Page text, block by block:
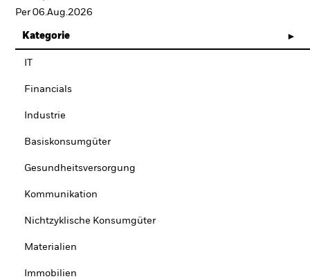
Per 06.Aug.2026
Kategorie
Financials
Industrie
Basiskonsumgüter
Gesundheitsversorgung
Kommunikation
Nichtzyklische Konsumgüter
Materialien
Immobilien